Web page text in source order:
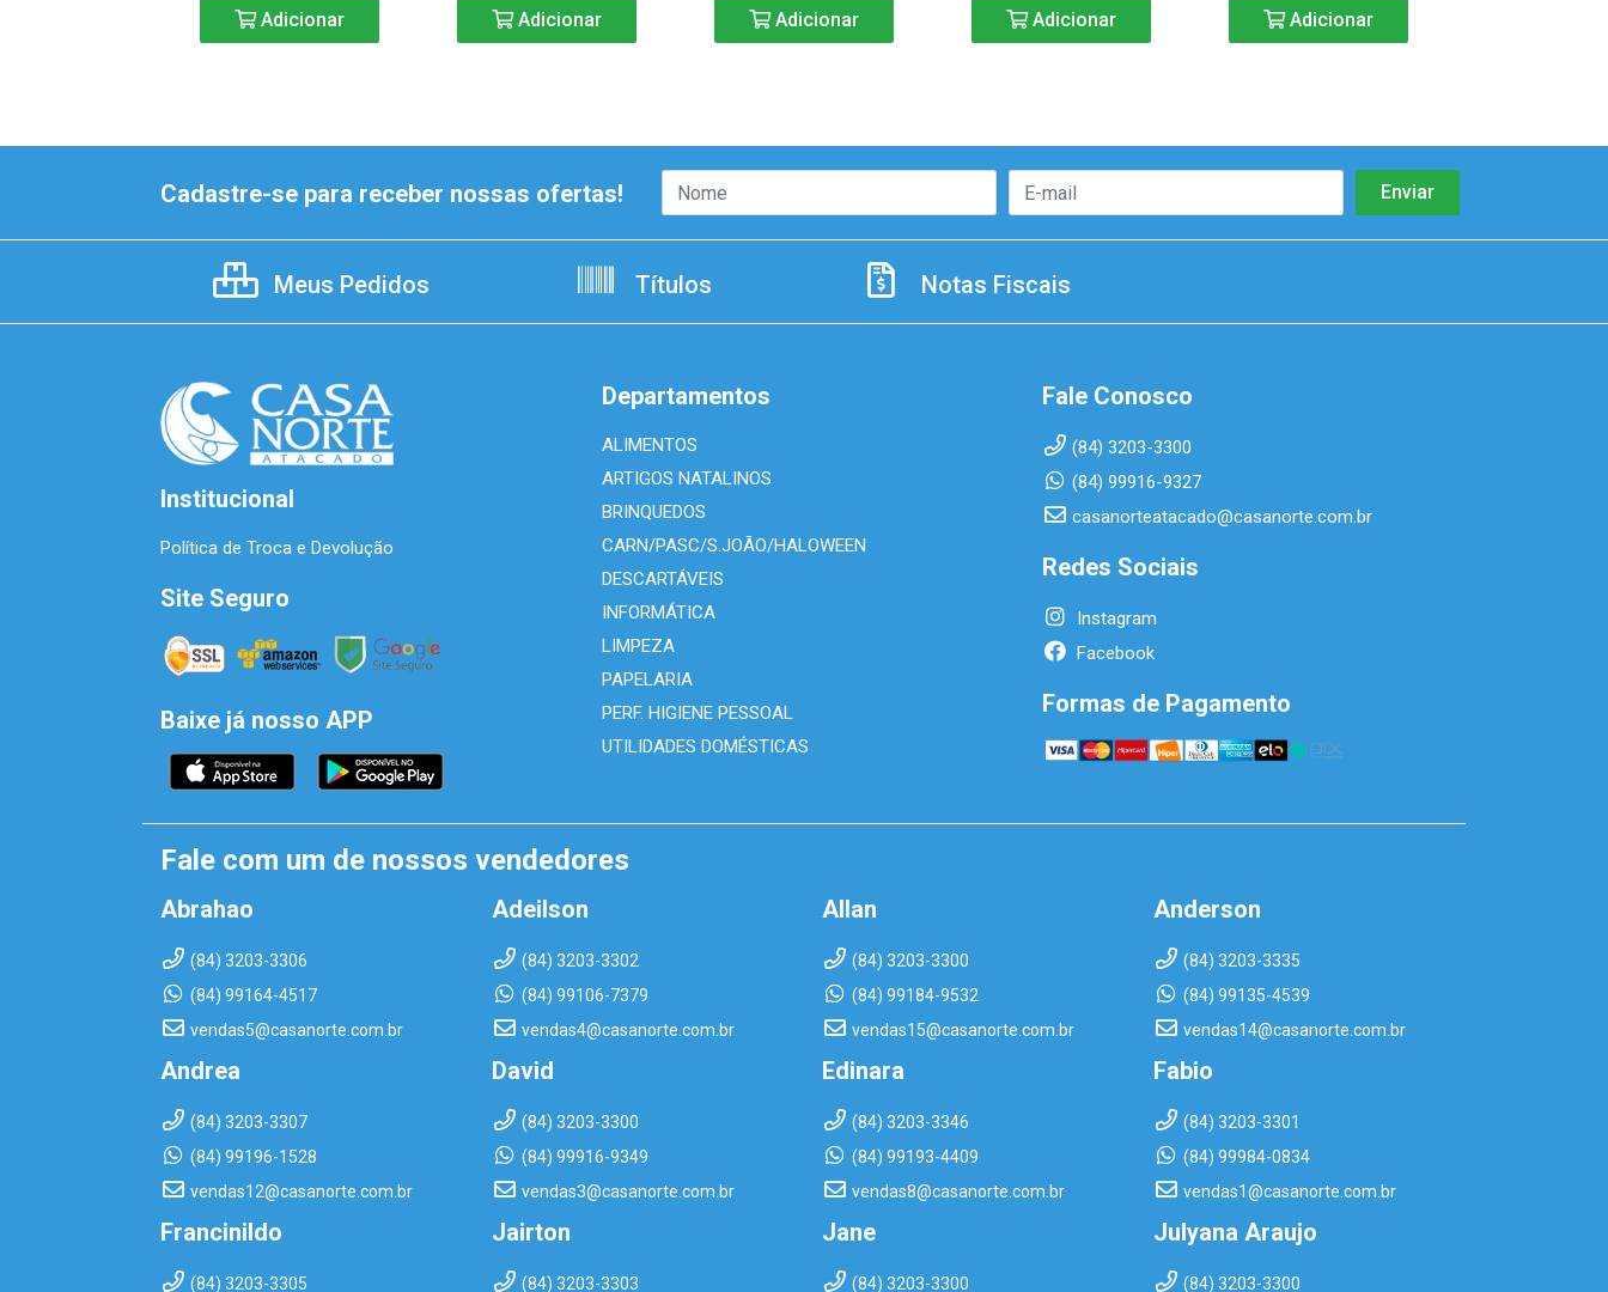
Adicionar Adicionar Adicionar Adicionar Adicionar
Cadastre-se para receber nossas ofertas!
Meus Pedidos Títulos Notas Fiscais
Institucional
Política de Troca e Devolução
Site Seguro
Baixe já nosso APP
Departamentos
ALIMENTOS
ARTIGOS NATALINOS
BRINQUEDOS
CARN/PASC/S.JOÃO/HALOWEEN
DESCARTÁVEIS
INFORMÁTICA
LIMPEZA
PAPELARIA
PERF. HIGIENE PESSOAL
UTILIDADES DOMÉSTICAS
Fale Conosco
(84) 3203-3300
(84) 99916-9327
casanorteatacado@casanorte.com.br
Redes Sociais
Instagram
Facebook
Formas de Pagamento
Fale com um de nossos vendedores
Abrahao
(84) 3203-3306
(84) 99164-4517
vendas5@casanorte.com.br
Adeilson
(84) 3203-3302
(84) 99106-7379
vendas4@casanorte.com.br
Allan
(84) 3203-3300
(84) 99184-9532
vendas15@casanorte.com.br
Anderson
(84) 3203-3335
(84) 99135-4539
vendas14@casanorte.com.br
Andrea
(84) 3203-3307
(84) 99196-1528
vendas12@casanorte.com.br
David
(84) 3203-3300
(84) 99916-9349
vendas3@casanorte.com.br
Edinara
(84) 3203-3346
(84) 99193-4409
vendas8@casanorte.com.br
Fabio
(84) 3203-3301
(84) 99984-0834
vendas1@casanorte.com.br
Francinildo
(84) 3203-3305
Jairton
(84) 3203-3303
Jane
(84) 3203-3300
Julyana Araujo
(84) 3203-3300